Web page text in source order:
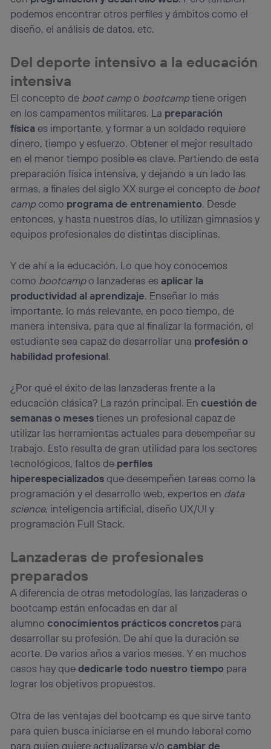
podemos encontrar otros perfiles y ámbitos como el
diseño, el análisis de datos, etc.
Del deporte intensivo a la educación
intensiva
El concepto de boot campo bootcamptiene origen
en los campamentos militares. La preparación
físicaes importante, y formar a un soldado requiere
dinero, tiempo y esfuerzo. Obtener el mejor resultado
en el menor tiempo posible es clave. Partiendo de esta
preparación física intensiva, y dejando a un lado las
armas, a finales del siglo XX surge el concepto de boot
campcomo programa de entrenamiento. Desde
entonces, y hasta nuestros días, lo utilizan gimnasios y
equipos profesionales de distintas disciplinas.
Y de ahí a la educación. Lo que hoy conocemos
como bootcampo lanzaderas es aplicar la
productividad al aprendizaje. Enseñar lo más
importante, lo más relevante, en poco tiempo, de
manera intensiva, para que al finalizar la formación, el
estudiante sea capaz de desarrollar una profesión o
habilidad profesional.
¿Por qué el éxito de las lanzaderas frente a la
educación clásica? La razón principal. Encuestión de
semanas o mesestienes un profesional capaz de
utilizar las herramientas actuales para desempeñar su
trabajo. Esto resulta de gran utilidad para los sectores
tecnológicos, faltos de perfiles
hiperespecializadosque desempeñen tareas como la
programación y el desarrollo web, expertos en data
science, inteligencia artificial, diseño UX/UI y
programación Full Stack.
Lanzaderas de profesionales
preparados
A diferencia de otras metodologías, las lanzaderas o
bootcamp están enfocadas en dar al
alumnoconocimientos prácticos concretos para
desarrollar su profesión. De ahí que la duración se
acorte. De varios años a varios meses. Y en muchos
casos hay quededicarle todo nuestro tiempo para
lograr los objetivos propuestos.
Otra de las ventajas del bootcamp es que sirve tanto
para quien busca iniciarse en el mundo laboral como
para quien quiere actualizarse y/ocambiar de
consienta el uso de la tecnología recibirá el mismo
identificador. Típicamente:
actividades de navegación de los miembros del hogar
que hayan dado su consentimiento.
datos móviles
, el marketing será más
personalizado, ya que se basará únicamente en la
navegación del usuario del móvil.
Puedes gestionar los consentimientos Utiq seleccionando
“Administrar Utiq” en la parte inferior de esta página web o
visitando el portal de privacidad de Utiq
(“consenthub”). Para más información, consulta
la política de privacidad de Utiq.